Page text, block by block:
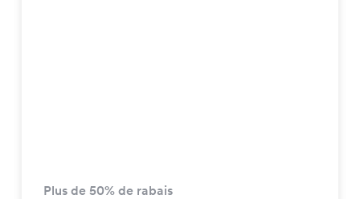
Plus de 50% de rabais